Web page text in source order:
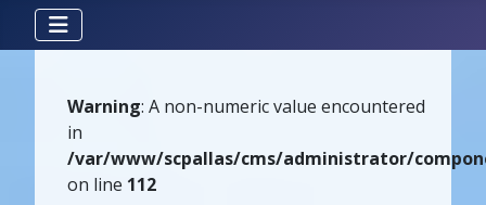
Warning: A non-numeric value encountered
in
/var/www/scpallas/cms/administrator/
on line 112